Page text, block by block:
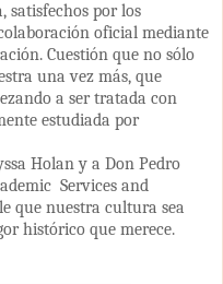
satisfechos por los
oficial mediante
Cuestión que no sólo
una vez más, que
a ser tratada con
estudiada por
Holan y a Don Pedro
Services and
que nuestra cultura sea
histórico que merece.